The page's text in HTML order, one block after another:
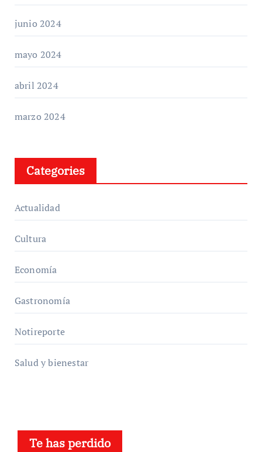
junio 2024
mayo 2024
abril 2024
marzo 2024
Categories
Actualidad
Cultura
Economía
Gastronomía
Notireporte
Salud y bienestar
Te has perdido